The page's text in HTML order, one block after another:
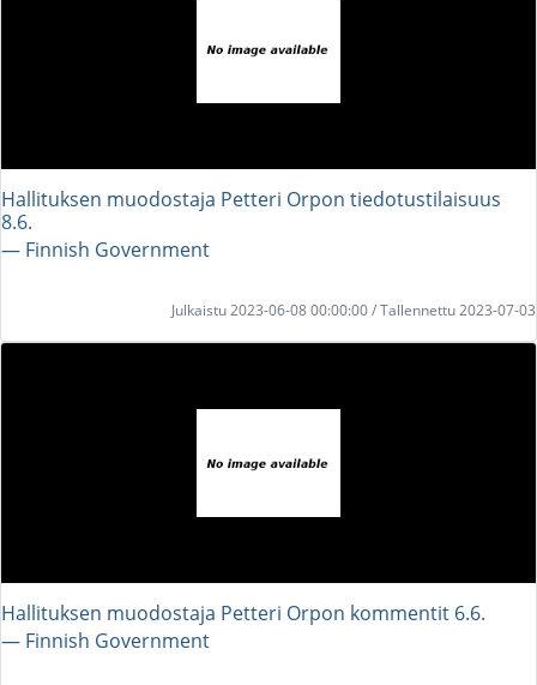
Hallituksen muodostaja Petteri Orpon tiedotustilaisuus
8.6.
― Finnish Government
Julkaistu 2023-06-08 00:00:00 / Tallennettu 2023-07-03
Hallituksen muodostaja Petteri Orpon kommentit 6.6.
― Finnish Government